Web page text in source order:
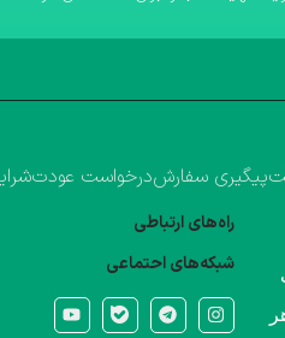
پیگیری سفارشدرخواست عودت
راه‌های ارتباطی
شبکه‌های احتماعی